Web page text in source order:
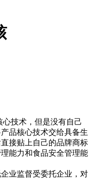
技术，但是没有自己
品核心技术交给具备生
接贴上自己的品牌商标
能力和食品安全管理能
业监督受委托企业，对